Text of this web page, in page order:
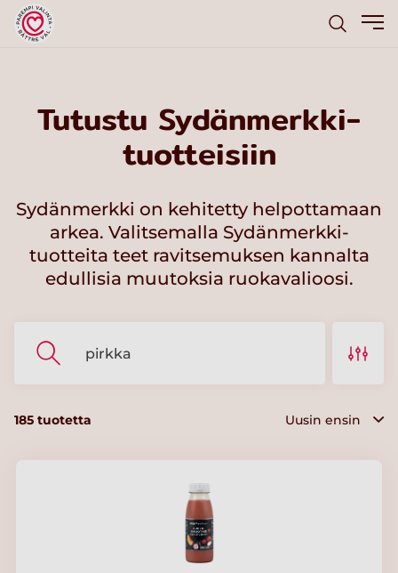
Tutustu Sydänmerkki-
tuotteisiin
Sydänmerkki on kehitetty helpottamaan
arkea. Valitsemalla Sydänmerkki-
tuotteita teet ravitsemuksen kannalta
edullisia muutoksia ruokavalioosi.
185 tuotetta